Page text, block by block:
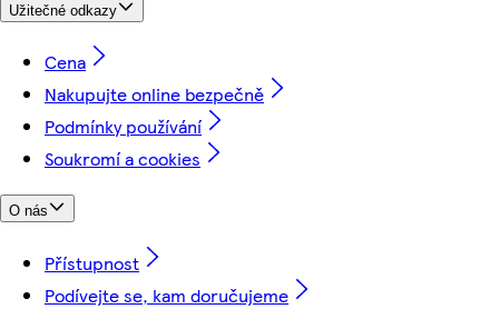
Užitečné odkazy
Cena
Nakupujte online bezpečně
Podmínky používání
Soukromí a cookies
O nás
Přístupnost
Podívejte se, kam doručujeme